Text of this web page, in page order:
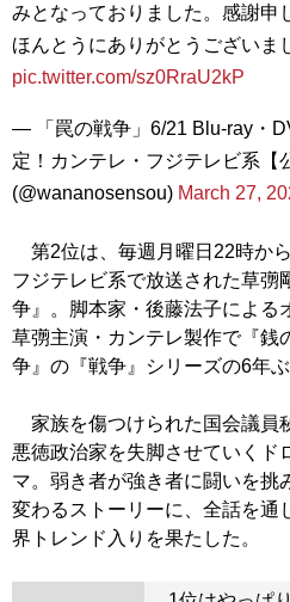
みとなっておりました。感謝申
ほんとうにありがとうございま
pic.twitter.com/sz0RraU2kP
— 「罠の戦争」6/21 Blu-ray・
定！カンテレ・フジテレビ系【
(@wananosensou) March 27,
第2位は、毎週月曜日22時か
フジテレビ系で放送された草彅
争』。脚本家・後藤法子による
草彅主演・カンテレ製作で『銭
争』の『戦争』シリーズの6年ぶ
家族を傷つけられた国会議員
悪徳政治家を失脚させていくド
マ。弱き者が強き者に闘いを挑
変わるストーリーに、全話を通
界トレンド入りを果たした。